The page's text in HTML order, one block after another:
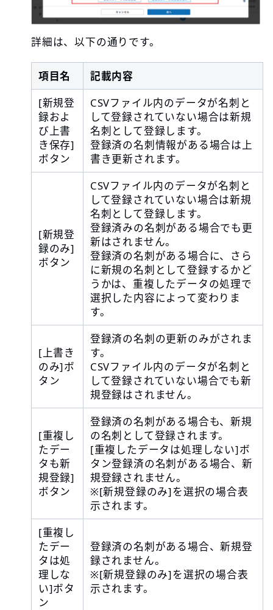
詳細は、以下の通りです。
項目名
記載内容
[新規登
録およ
び上書
き保存]
ボタン
CSVファイル内のデータが名刺と
して登録されていない場合は新規
名刺として登録します。
登録済の名刺情報がある場合は上
書き更新されます。
[新規登
録のみ]
ボタン
CSVファイル内のデータが名刺と
して登録されていない場合は新規
名刺として登録します。
登録済みの名刺がある場合でも更
新はされません。
登録済の名刺がある場合に、さら
に新規の名刺として登録するかど
うかは、重複したデータの処理で
選択した内容によって変わりま
す。
[上書き
のみ]ボ
タン
登録済の名刺の更新のみがされま
す。
CSVファイル内のデータが名刺と
して登録されていない場合でも新
規登録はされません。
[重複し
たデー
タも新
規登録]
ボタン
登録済の名刺がある場合も、新規
の名刺として登録されます。
[重複したデータは処理しない]ボ
タン登録済の名刺がある場合、新
規登録されません。
※[新規登録のみ]を選択の場合表
示されます。
[重複し
たデー
タは処
理しな
い]ボタ
ン
登録済の名刺がある場合、新規登
録されません。
※[新規登録のみ]を選択の場合表
示されます。